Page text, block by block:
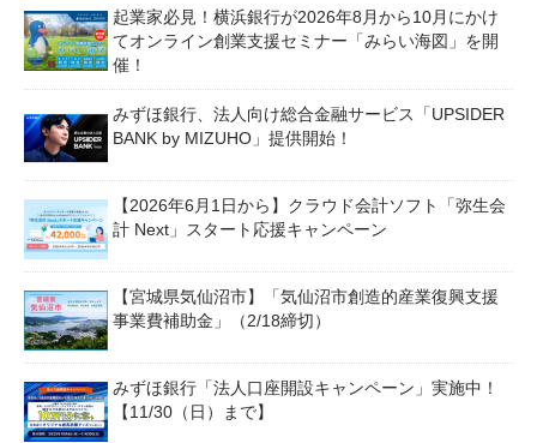
起業家必見！横浜銀行が2026年8月から10月にかけ
てオンライン創業支援セミナー「みらい海図」を開
催！
みずほ銀行、法人向け総合金融サービス「UPSIDER
BANK by MIZUHO」提供開始！
【2026年6月1日から】クラウド会計ソフト「弥生会
計 Next」スタート応援キャンペーン
【宮城県気仙沼市】「気仙沼市創造的産業復興支援
事業費補助金」（2/18締切）
みずほ銀行「法人口座開設キャンペーン」実施中！
【11/30（日）まで】